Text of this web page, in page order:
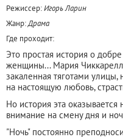
Режиссер:Игорь Ларин
Жанр:Драма
Где проходит:
Это простая история о
женщины... Мария
закаленная тяготами
на настоящую любовь,
Но история эта оказывается
внимание на смену дня и
"Ночь" постоянно